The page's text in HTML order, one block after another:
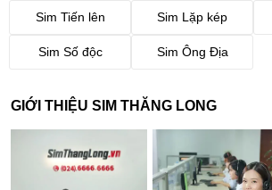
Sim Tiến lên Sim Lặp kép
Sim Số độc Sim Ông Địa
GIỚI THIỆU SIM THĂNG LONG